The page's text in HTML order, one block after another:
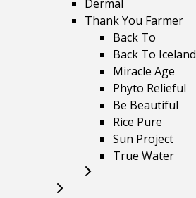
Dermal
Thank You Farmer
Back To
Back To Iceland
Miracle Age
Phyto Relieful
Be Beautiful
Rice Pure
Sun Project
True Water